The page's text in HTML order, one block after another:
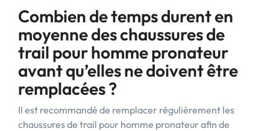
Combien de temps durent en
moyenne des chaussures de
trail pour homme pronateur
avant qu’elles ne doivent être
remplacées ?
Il est recommandé de remplacer régulièrement les
chaussures de trail pour homme pronateur afin de